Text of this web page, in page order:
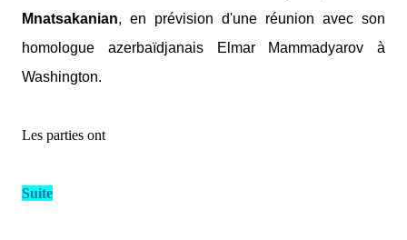
Mnatsakanian, en prévision d'une réunion avec son
homologue azerbaïdjanais Elmar Mammadyarov à
Washington.
Les parties ont
Suite